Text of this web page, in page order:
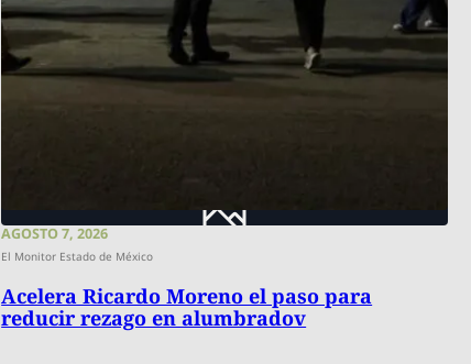
AGOSTO 7, 2026
El Monitor Estado de México
Acelera Ricardo Moreno el paso para
reducir rezago en alumbradov